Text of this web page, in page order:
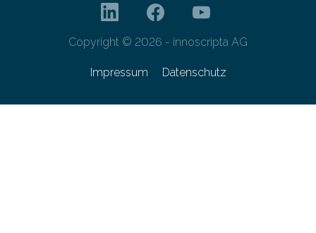
Copyright © 2026 - innoscripta AG
Impressum Datenschutz